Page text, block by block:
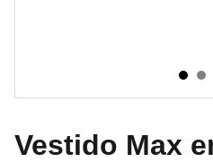
Vestido Max